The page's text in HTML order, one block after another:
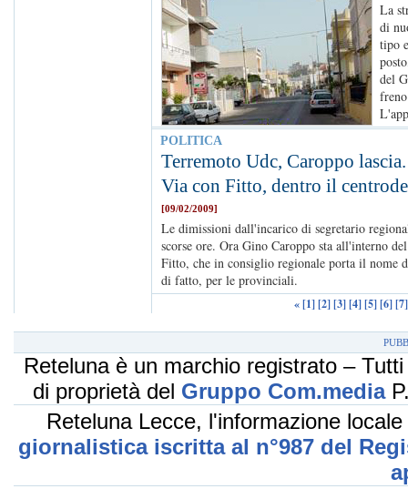
La
di
tipo
del
POLITICA
Terremoto Udc, Caroppo lascia.
Via con Fitto, dentro il
[09/02/2009]
Le dimissioni dall'incarico di segretario
scorse ore. Ora Gino Caroppo sta all'interno
Fitto, che in consiglio regionale porta il nome
di fatto, per le provinciali.
« [1] [2] [3] [4] [5] [6] [7]
Reteluna è un marchio registrato –
di proprietà del Gruppo Com.media
Reteluna Lecce, l'informazione
giornalistica iscritta al n°987 del